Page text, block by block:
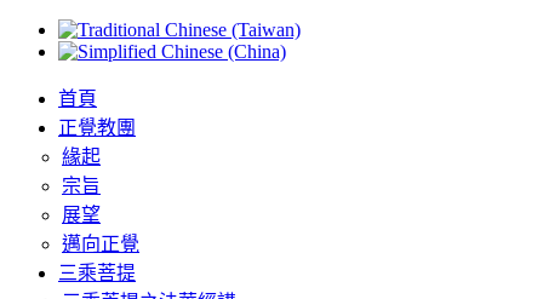
首頁
正覺教團
緣起
宗旨
展望
邁向正覺
三乘菩提